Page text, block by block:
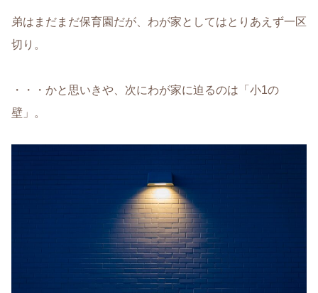
弟はまだまだ保育園だが、わが家としてはとりあえず一区
切り。
・・・かと思いきや、次にわが家に迫るのは「小1の
壁」。